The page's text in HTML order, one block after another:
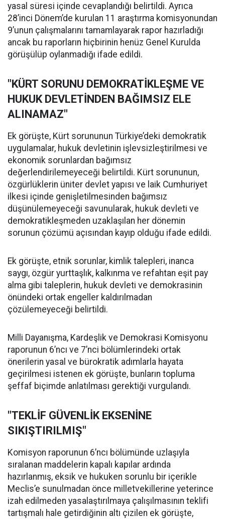
yasal süresi içinde cevaplandığı belirtildi. Ayrıca
28’inci Dönem’de kurulan 11 araştırma komisyonundan
9’unun çalışmalarını tamamlayarak rapor hazırladığı
ancak bu raporların hiçbirinin henüz Genel Kurulda
görüşülüp oylanmadığı ifade edildi.
"KÜRT SORUNU DEMOKRATİKLEŞME VE
HUKUK DEVLETİNDEN BAĞIMSIZ ELE
ALINAMAZ"
Ek görüşte, Kürt sorununun Türkiye’deki demokratik
uygulamalar, hukuk devletinin işlevsizleştirilmesi ve
ekonomik sorunlardan bağımsız
değerlendirilemeyeceği belirtildi. Kürt sorununun,
özgürlüklerin üniter devlet yapısı ve laik Cumhuriyet
ilkesi içinde genişletilmesinden bağımsız
düşünülemeyeceği savunularak, hukuk devleti ve
demokratikleşmeden uzaklaşılan her dönemin
sorunun çözümü açısından kayıp olduğu ifade edildi.
Ek görüşte, etnik sorunlar, kimlik talepleri, inanca
saygı, özgür yurttaşlık, kalkınma ve refahtan eşit pay
alma gibi taleplerin, hukuk devleti ve demokrasinin
önündeki ortak engeller kaldırılmadan
çözülemeyeceği belirtildi.
Milli Dayanışma, Kardeşlik ve Demokrasi Komisyonu
raporunun 6’ncı ve 7’nci bölümlerindeki ortak
önerilerin yasal ve bürokratik adımlarla hayata
geçirilmesi istenen ek görüşte, bunların topluma
şeffaf biçimde anlatılması gerektiği vurgulandı.
"TEKLİF GÜVENLİK EKSENİNE
SIKIŞTIRILMIŞ"
Komisyon raporunun 6’ncı bölümünde uzlaşıyla
sıralanan maddelerin kapalı kapılar ardında
hazırlanmış, eksik ve hukuken sorunlu bir içerikle
Meclis’e sunulmadan önce milletvekillerine yeterince
izah edilmeden yasalaştırılmaya çalışılmasının teklifi
tartışmalı hale getirdiğinin altı çizilen ek görüşte,